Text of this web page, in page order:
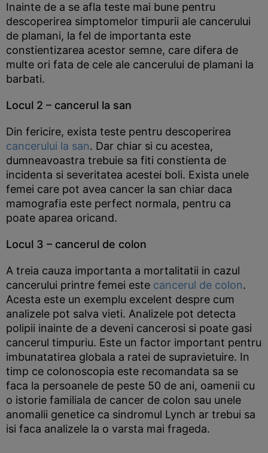
Inainte de a se afla teste mai bune pentru
descoperirea simptomelor timpurii ale cancerului
de plamani, la fel de importanta este
constientizarea acestor semne, care difera de
multe ori fata de cele ale cancerului de plamani la
barbati.
Locul 2 – cancerul la san
Din fericire, exista teste pentru descoperirea
cancerului la san. Dar chiar si cu acestea,
dumneavoastra trebuie sa fiti constienta de
incidenta si severitatea acestei boli. Exista unele
femei care pot avea cancer la san chiar daca
mamografia este perfect normala, pentru ca
poate aparea oricand.
Locul 3 – cancerul de colon
A treia cauza importanta a mortalitatii in cazul
cancerului printre femei este cancerul de colon.
Acesta este un exemplu excelent despre cum
analizele pot salva vieti. Analizele pot detecta
polipii inainte de a deveni cancerosi si poate gasi
cancerul timpuriu. Este un factor important pentru
imbunatatirea globala a ratei de supravietuire. In
timp ce colonoscopia este recomandata sa se
faca la persoanele de peste 50 de ani, oamenii cu
o istorie familiala de cancer de colon sau unele
anomalii genetice ca sindromul Lynch ar trebui sa
isi faca analizele la o varsta mai frageda.